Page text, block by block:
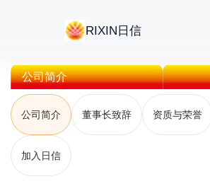
RIXIN日信
公司简介
公司简介 董事长致辞 资质与荣誉
加入日信